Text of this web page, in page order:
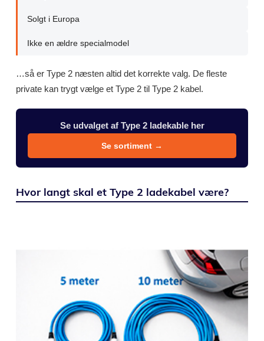
Solgt i Europa
Ikke en ældre specialmodel
…så er Type 2 næsten altid det korrekte valg. De fleste
private kan trygt vælge et Type 2 til Type 2 kabel.
Se udvalget af Type 2 ladekable her
Se sortiment →
Hvor langt skal et Type 2 ladekabel være?